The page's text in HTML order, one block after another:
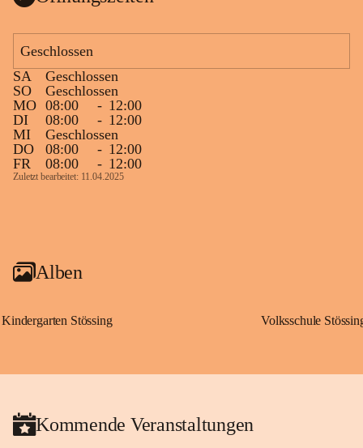
Geschlossen
SA
Geschlossen
SO
Geschlossen
MO 08:00 - 12:00
DI
08:00 - 12:00
MI
Geschlossen
DO
08:00 - 12:00
FR
08:00 - 12:00
Zuletzt bearbeitet: 11.04.2025
Alben
Kindergarten Stössing Volksschule
Kommende Veranstaltungen